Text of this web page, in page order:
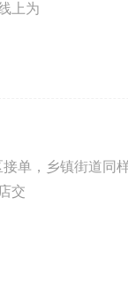
上为
单，乡镇街道同
交